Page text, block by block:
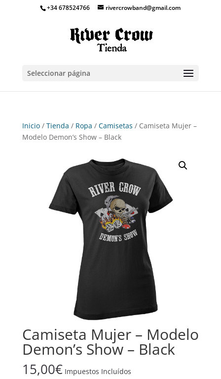
+34 678524766 rivercrowband@gmail.com
Seleccionar página
Inicio/ Tienda / Ropa / Camisetas / Camiseta Mujer –
Modelo Demon’s Show – Black
Camiseta Mujer – Modelo
Demon’s Show – Black
15,00€ Impuestos Incluídos